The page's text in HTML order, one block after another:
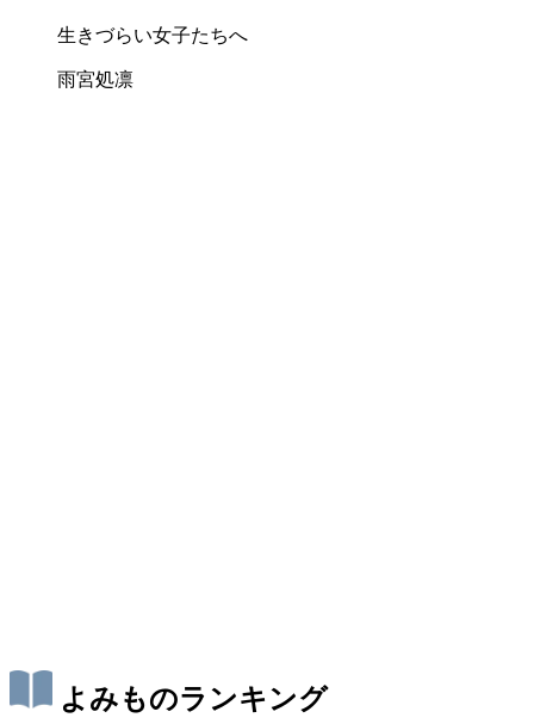
生きづらい女子たちへ
雨宮処凛
よみものランキング